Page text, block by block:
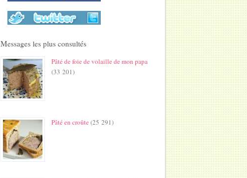
Messages les plus consultés
Pâté de foie de volaille de mon papa
(33 201)
Pâté en croûte(25 291)